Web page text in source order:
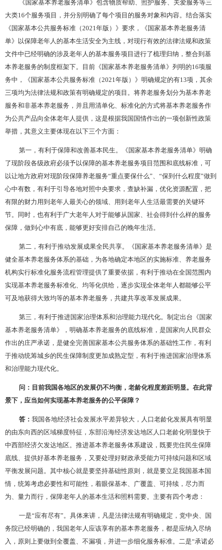
《国家基本养老服务清单》包含物质帮助、照护服务、关爱服务等三
大类16个服务项目，并分别明确了每个项目的服务对象和内容。结合落实
《国家基本公共服务标准（2021年版）》要求，《国家基本养老服务清
单》以保障老年人的基本生活安全为主线，对现行有效的法律法规和政策
文件中已经明确的涉及老年人的基本服务项目进行了梳理归纳，整合到基
本养老服务的制度框架下。目前《国家基本养老服务清单》列明的16项服
务中，《国家基本公共服务标准（2021年版）》明确规定的有13项，其余
三项均为法律法规和政策有明确规定的项目。将养老服务划分为基本养老
服务和非基本养老服务，并且用清单化、标准化的方式将基本养老服务作
为公共产品向全体老年人提供，这是根据我国国情作出的一项创新性政策
举措，其意义主要体现在以下三个方面：
第一，有利于保障和改善基本民生。《国家基本养老服务清单》明确
了现阶段各级政府必须予以保障的基本养老服务项目范围和底线标准，可
以让地方政府对现阶段保障养老服务“重点要保什么”、“保到什么程度”做到
心中有数，有利于引导各地对照中央要求，查缺补漏，优化资源配置，把
有限的财力用到老年人最关心的领域、用到老年人生活最需要的关键环
节。同时，也有利于广大老年人对于能够从国家、社会得到什么样的服务
保障，做到心中有底，能够更好安排自己的晚年生活。
第二，有利于推动发展成果全民共享。《国家基本养老服务清单》是
健全基本养老服务体系的基础，为各地确定本地区的实施标准、养老服务
机构实行标准化服务流程管理提供了重要依据，有利于推动在全国范围内
实现基本养老服务标准化、均等化供给，逐步实现全体老年人都能够公平
可及地获得大致均等的基本养老服务，共建共享改革发展成果。
第三，有利于推进国家治理体系和治理能力现代化。制定出台《国家
基本养老服务清单》，明确基本养老服务的底线标准，是国家向人民群众
作出的庄严承诺，是健全完善国家基本公共服务体系的基础性工作，有利
于推动统筹城乡的民生保障制度更加成熟定型，有利于推进国家治理体系
和治理能力现代化。
问：目前我国各地区的发展仍不均衡，老龄化程度差距明显。在此背
景下，应当如何实现基本养老服务的公平保障？
答： 我国各地经济社会发展水平差异较大，人口老龄化发展具有明显
的由东向西的区域梯度特征，东部沿海经济发达地区人口老龄化明显快于
中西部经济欠发达地区。推进基本养老服务体系建设，既要兜住民生保障
底线、提供好基本养老服务，又要处理好财政承受能力可持续问题和区域
平衡发展问题。其中核心就是要坚持基础性原则，就是要立足我国基本国
情，统筹考虑必要性和可能性，着眼保基本、广覆盖、可持续，尽力而
为、量力而行，保障老年人的基本生活和照料需要。主要有四个考虑：
一是“应有尽有”。具体来讲，凡是法律法规有明确规定，党中央、国
务院已经明确的，我国老年人应该享有的基本养老服务，都是应纳入尽纳
入，原则上要做到全覆盖、不漏项，并进一步细化服务标准。二是“承诺必